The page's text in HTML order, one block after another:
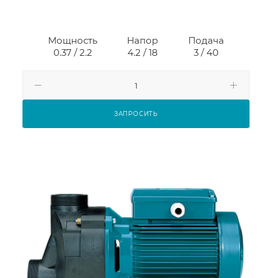
Мощность
0.37 / 2.2
Напор
4.2 / 18
Подача
3 / 40
ЗАПРОСИТЬ